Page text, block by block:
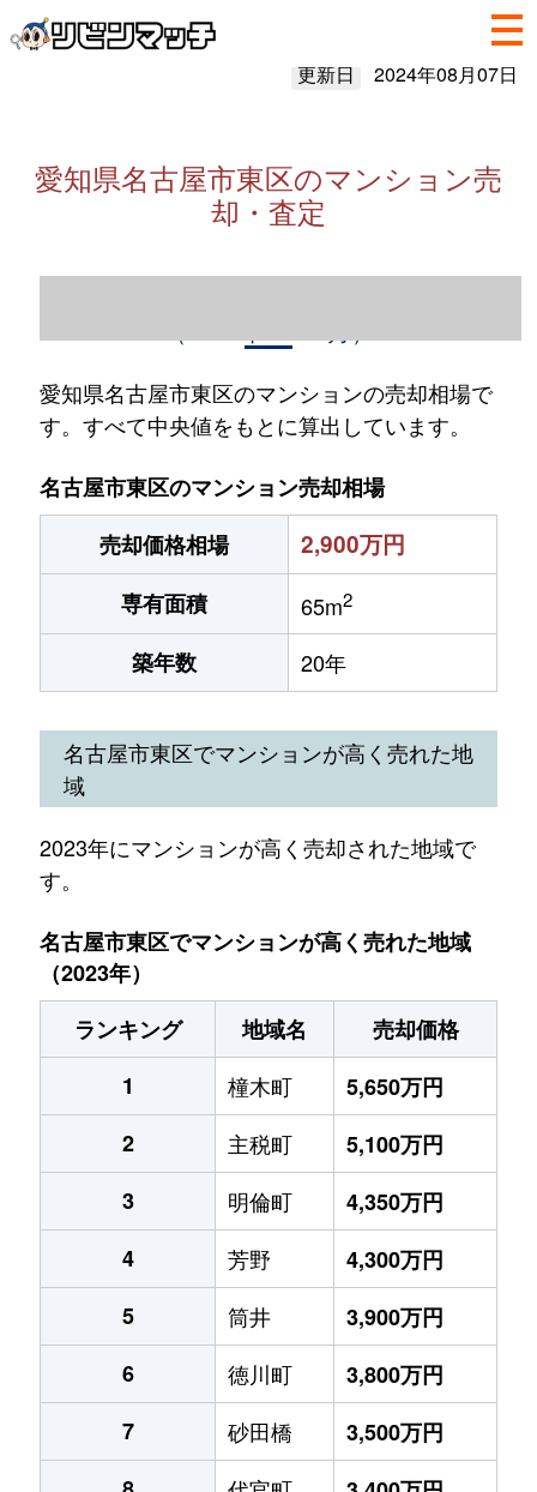
更新日 2024年08月07日
愛知県名古屋市東区のマンション売
却・査定
愛知県名古屋市東区のマンションの売却相場で
す。すべて中央値をもとに算出しています。
名古屋市東区のマンション売却相場
売却価格相場
2,900万円
専有面積 65m2
築年数 20年
名古屋市東区でマンションが高く売れた地
域
2023年にマンションが高く売却された地域で
す。
名古屋市東区でマンションが高く売れた地域
（2023年）
ランキング
地域名
売却価格
1
橦木町
5,650万円
2
主税町
5,100万円
3
明倫町
4,350万円
4
芳野
4,300万円
5
筒井
3,900万円
6
徳川町
3,800万円
7
砂田橋
3,500万円